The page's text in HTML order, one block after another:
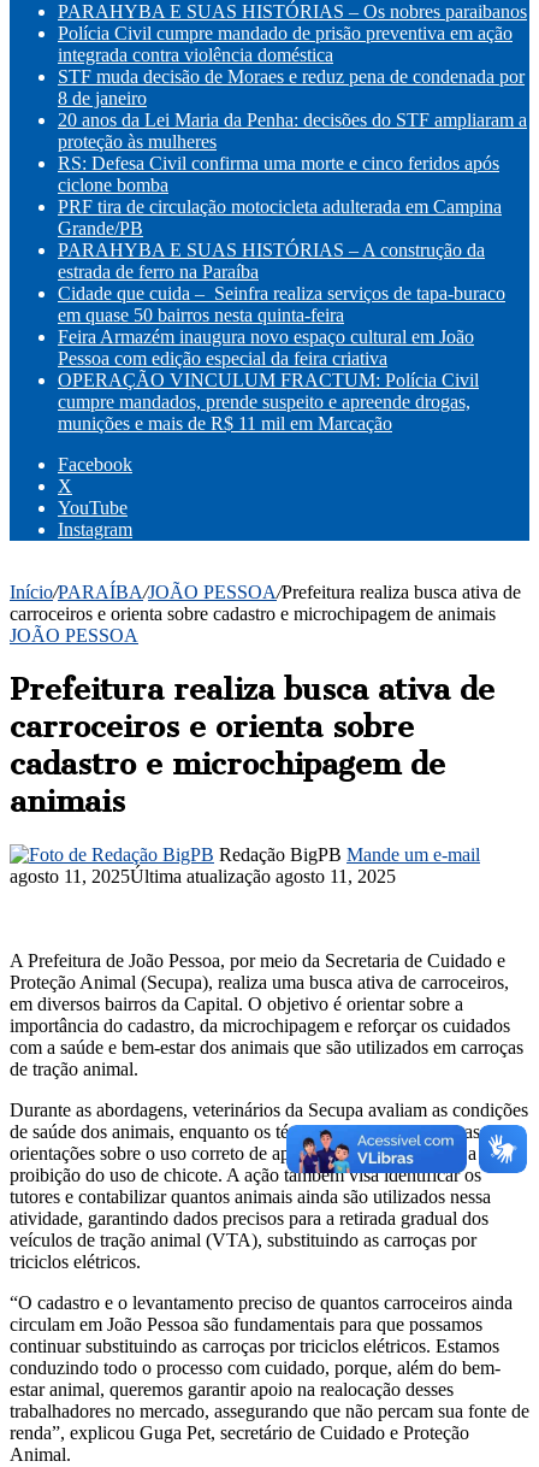
PARAHYBA E SUAS HISTÓRIAS – Os nobres paraibanos
Polícia Civil cumpre mandado de prisão preventiva em ação
integrada contra violência doméstica
STF muda decisão de Moraes e reduz pena de condenada por
8 de janeiro
20 anos da Lei Maria da Penha: decisões do STF ampliaram a
proteção às mulheres
RS: Defesa Civil confirma uma morte e cinco feridos após
ciclone bomba
PRF tira de circulação motocicleta adulterada em Campina
Grande/PB
PARAHYBA E SUAS HISTÓRIAS – A construção da
estrada de ferro na Paraíba
Cidade que cuida – Seinfra realiza serviços de tapa-buraco
em quase 50 bairros nesta quinta-feira
Feira Armazém inaugura novo espaço cultural em João
Pessoa com edição especial da feira criativa
OPERAÇÃO VINCULUM FRACTUM: Polícia Civil
cumpre mandados, prende suspeito e apreende drogas,
munições e mais de R$ 11 mil em Marcação
Facebook
X
YouTube
Instagram
Início/PARAÍBA/JOÃO PESSOA/Prefeitura realiza busca ativa de
carroceiros e orienta sobre cadastro e microchipagem de animais
JOÃO PESSOA
Prefeitura realiza busca ativa de
carroceiros e orienta sobre
cadastro e microchipagem de
animais
Redação BigPB Mande um e-mail
agosto 11, 2025Última atualização agosto 11, 2025
A Prefeitura de João Pessoa, por meio da Secretaria de Cuidado e
Proteção Animal (Secupa), realiza uma busca ativa de carroceiros,
em diversos bairros da Capital. O objetivo é orientar sobre a
importância do cadastro, da microchipagem e reforçar os cuidados
com a saúde e bem-estar dos animais que são utilizados em carroças
de tração animal.
Durante as abordagens, veterinários da Secupa avaliam as condições
de saúde dos animais, enquanto os técnicos da secretaria repassam
orientações sobre o uso correto de apetrechos e alertam para a
proibição do uso de chicote. A ação também visa identificar os
tutores e contabilizar quantos animais ainda são utilizados nessa
atividade, garantindo dados precisos para a retirada gradual dos
veículos de tração animal (VTA), substituindo as carroças por
triciclos elétricos.
“O cadastro e o levantamento preciso de quantos carroceiros ainda
circulam em João Pessoa são fundamentais para que possamos
continuar substituindo as carroças por triciclos elétricos. Estamos
conduzindo todo o processo com cuidado, porque, além do bem-
estar animal, queremos garantir apoio na realocação desses
trabalhadores no mercado, assegurando que não percam sua fonte de
renda”, explicou Guga Pet, secretário de Cuidado e Proteção
Animal.